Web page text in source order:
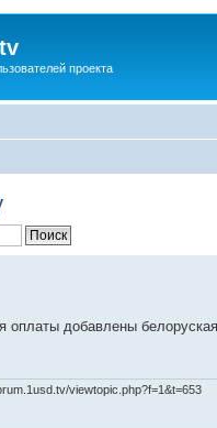
проекта
добавлены
viewtopic.php?f=1&t=653